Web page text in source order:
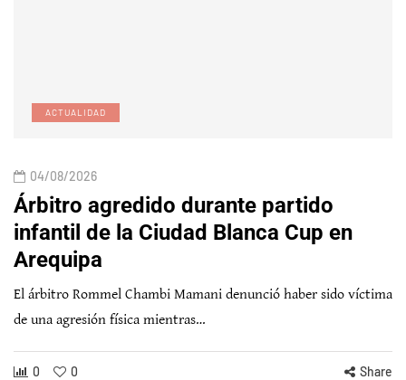
ACTUALIDAD
04/08/2026
Árbitro agredido durante partido
infantil de la Ciudad Blanca Cup en
Arequipa
El árbitro Rommel Chambi Mamani denunció haber sido víctima
de una agresión física mientras…
0 0 Share